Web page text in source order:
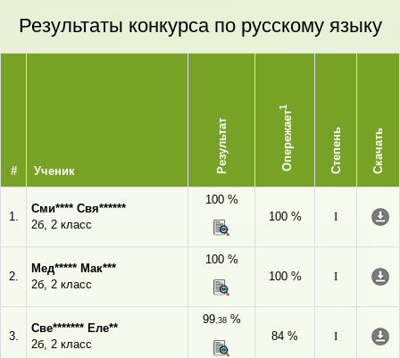
Результаты конкурса по русскому языку
# Ученик Результат Опережает
1
Степень Скачать
1.
Сми**** Свя******
2б, 2 класс
100 %
100 %
I
2.
Мед***** Мак***
2б, 2 класс
100 %
100 %
I
3.
Све******* Еле**
2б, 2 класс
99,38%
84 %
I